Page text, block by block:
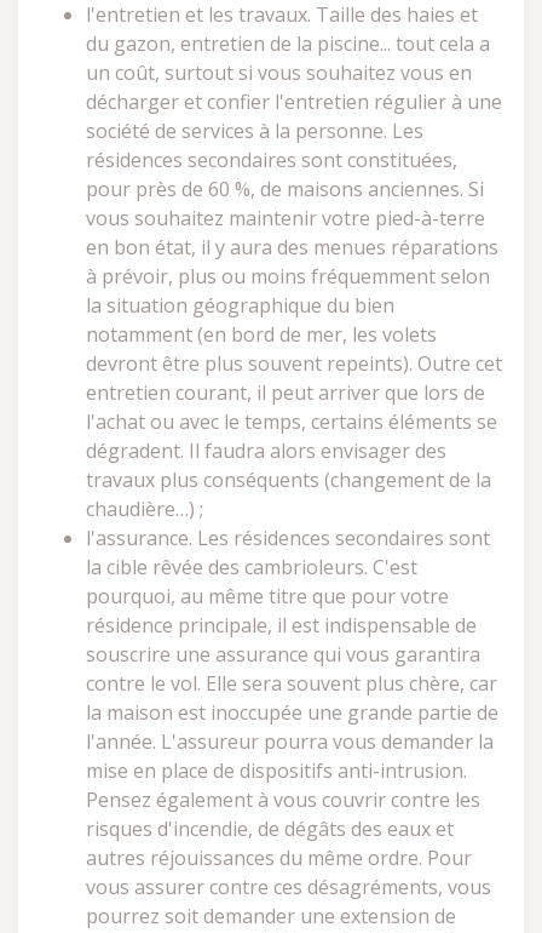
l'entretien et les travaux. Taille des haies et
du gazon, entretien de la piscine... tout cela a
un coût, surtout si vous souhaitez vous en
décharger et confier l'entretien régulier à une
société de services à la personne. Les
résidences secondaires sont constituées,
pour près de 60 %, de maisons anciennes. Si
vous souhaitez maintenir votre pied-à-terre
en bon état, il y aura des menues réparations
à prévoir, plus ou moins fréquemment selon
la situation géographique du bien
notamment (en bord de mer, les volets
devront être plus souvent repeints). Outre cet
entretien courant, il peut arriver que lors de
l'achat ou avec le temps, certains éléments se
dégradent. Il faudra alors envisager des
travaux plus conséquents (changement de la
chaudière…) ;
l'assurance. Les résidences secondaires sont
la cible rêvée des cambrioleurs. C'est
pourquoi, au même titre que pour votre
résidence principale, il est indispensable de
souscrire une assurance qui vous garantira
contre le vol. Elle sera souvent plus chère, car
la maison est inoccupée une grande partie de
l'année. L'assureur pourra vous demander la
mise en place de dispositifs anti-intrusion.
Pensez également à vous couvrir contre les
risques d'incendie, de dégâts des eaux et
autres réjouissances du même ordre. Pour
vous assurer contre ces désagréments, vous
pourrez soit demander une extension de